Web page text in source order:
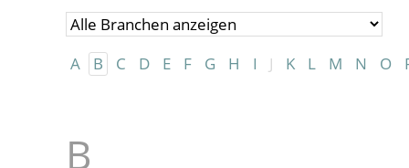
A B C D E F G H I J K L M N O